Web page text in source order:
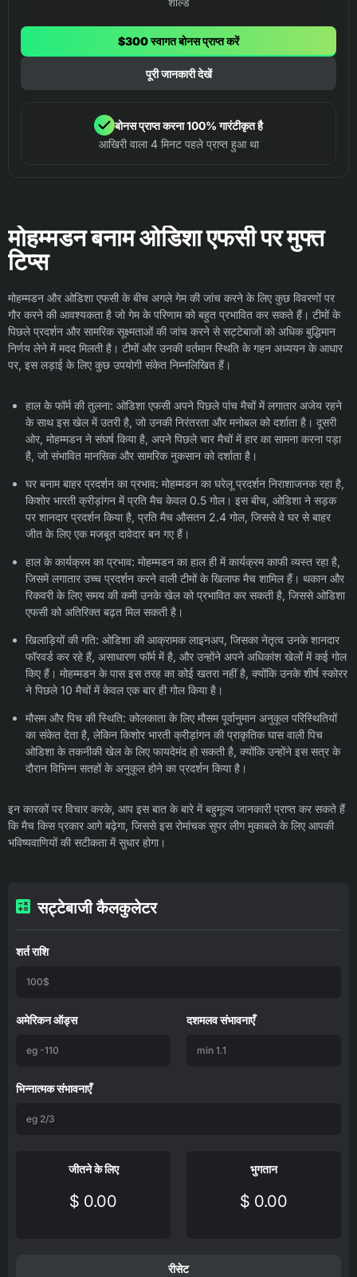
$300 स्वागत बोनस प्राप्त करें
पूरी जानकारी देखें
बोनस प्राप्त करना 100% गारंटीकृत है
आखिरी वाला 4 मिनट पहले प्राप्त हुआ था
मोहम्मडन बनाम ओडिशा एफसी पर मुफ्त
टिप्स
मोहम्मडन और ओडिशा एफसी के बीच अगले गेम की जांच करने के लिए कुछ विवरणों पर
गौर करने की आवश्यकता है जो गेम के परिणाम को बहुत प्रभावित कर सकते हैं। टीमों के
पिछले प्रदर्शन और सामरिक सूक्ष्मताओं की जांच करने से सट्टेबाजों को अधिक बुद्धिमान
निर्णय लेने में मदद मिलती है। टीमों और उनकी वर्तमान स्थिति के गहन अध्ययन के आधार
पर, इस लड़ाई के लिए कुछ उपयोगी संकेत निम्नलिखित हैं।
हाल के फॉर्म की तुलना: ओडिशा एफसी अपने पिछले पांच मैचों में लगातार अजेय रहने
के साथ इस खेल में उतरी है, जो उनकी निरंतरता और मनोबल को दर्शाता है। दूसरी
ओर, मोहम्मडन ने संघर्ष किया है, अपने पिछले चार मैचों में हार का सामना करना पड़ा
है, जो संभावित मानसिक और सामरिक नुकसान को दर्शाता है।
घर बनाम बाहर प्रदर्शन का प्रभाव: मोहम्मडन का घरेलू प्रदर्शन निराशाजनक रहा है,
किशोर भारती क्रीड़ांगन में प्रति मैच केवल 0.5 गोल। इस बीच, ओडिशा ने सड़क
पर शानदार प्रदर्शन किया है, प्रति मैच औसतन 2.4 गोल, जिससे वे घर से बाहर
जीत के लिए एक मजबूत दावेदार बन गए हैं।
हाल के कार्यक्रम का प्रभाव: मोहम्मडन का हाल ही में कार्यक्रम काफी व्यस्त रहा है,
जिसमें लगातार उच्च प्रदर्शन करने वाली टीमों के खिलाफ मैच शामिल हैं। थकान और
रिकवरी के लिए समय की कमी उनके खेल को प्रभावित कर सकती है, जिससे ओडिशा
एफसी को अतिरिक्त बढ़त मिल सकती है।
खिलाड़ियों की गति: ओडिशा की आक्रामक लाइनअप, जिसका नेतृत्व उनके शानदार
फॉरवर्ड कर रहे हैं, असाधारण फॉर्म में है, और उन्होंने अपने अधिकांश खेलों में कई गोल
किए हैं। मोहम्मडन के पास इस तरह का कोई खतरा नहीं है, क्योंकि उनके शीर्ष स्कोरर
ने पिछले 10 मैचों में केवल एक बार ही गोल किया है।
मौसम और पिच की स्थिति: कोलकाता के लिए मौसम पूर्वानुमान अनुकूल परिस्थितियों
का संकेत देता है, लेकिन किशोर भारती क्रीड़ांगन की प्राकृतिक घास वाली पिच
ओडिशा के तकनीकी खेल के लिए फायदेमंद हो सकती है, क्योंकि उन्होंने इस सत्र के
दौरान विभिन्न सतहों के अनुकूल होने का प्रदर्शन किया है।
इन कारकों पर विचार करके, आप इस बात के बारे में बहुमूल्य जानकारी प्राप्त कर सकते हैं
कि मैच किस प्रकार आगे बढ़ेगा, जिससे इस रोमांचक सुपर लीग मुकाबले के लिए आपकी
भविष्यवाणियों की सटीकता में सुधार होगा।
सट्टेबाजी कैलकुलेटर
शर्त राशि
अमेरिकन ऑड्स दशमलव संभावनाएँ
भिन्नात्मक संभावनाएँ
जीतने के लिए
$ 0.00
भुगतान
$ 0.00
रीसेट